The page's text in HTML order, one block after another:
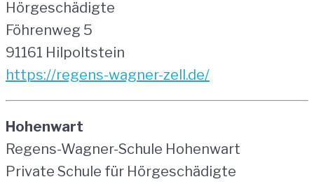
Hörgeschädigte
Föhrenweg 5
91161 Hilpoltstein
https://regens-wagner-zell.de/
Hohenwart
Regens-Wagner-Schule Hohenwart
Private Schule für Hörgeschädigte